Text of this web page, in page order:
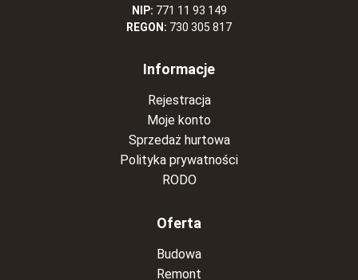
NIP: 771 11 93 149
REGON: 730 305 817
Informacje
Rejestracja
Moje konto
Sprzedaż hurtowa
Polityka prywatności
RODO
Oferta
Budowa
Remont